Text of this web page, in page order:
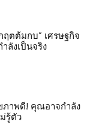
ฤตต้มกบ” เศรษฐกิจ
ลังเป็นจริง
าพดี! คุณอาจกำลัง
รู้ตัว